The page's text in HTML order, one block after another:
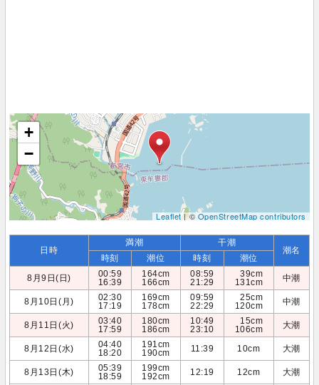
+
−
Leaflet| ©OpenStreetMap contributors
日時
満潮 干潮
潮名
時刻 潮位 時刻
潮位
8月9日(日)
00:59
16:39
164cm
166cm
08:59
21:29
39cm
131cm
中潮
8月10日(月)
02:30
17:19
169cm
178cm
09:59
22:29
25cm
120cm
中潮
8月11日(火)
03:40
17:59
180cm
186cm
10:49
23:10
15cm
106cm
大潮
8月12日(水)
04:40
18:20
191cm
190cm
11:39 10cm 大潮
8月13日(木)
05:39
18:59
199cm
192cm
12:19 12cm 大潮